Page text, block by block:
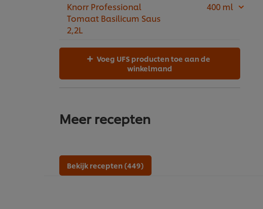
Knorr Professional
Tomaat Basilicum Saus
2,2L
400 ml
winkelmand
Meer recepten
Bekijk recepten (449)